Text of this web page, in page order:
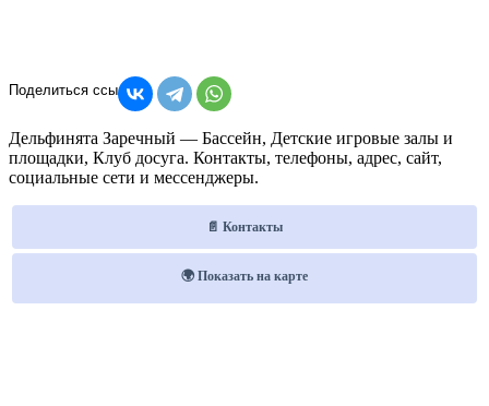
Дельфинята Заречный — Бассейн, Детские игровые залы и
площадки, Клуб досуга. Контакты, телефоны, адрес, сайт,
социальные сети и мессенджеры.
📄 Контакты
🌍 Показать на карте